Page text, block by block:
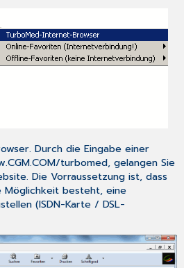
Durch die Eingabe einer
turbomed, gelangen Sie
Die Vorraussetzung ist, dass
besteht, eine
(ISDN-Karte / DSL-